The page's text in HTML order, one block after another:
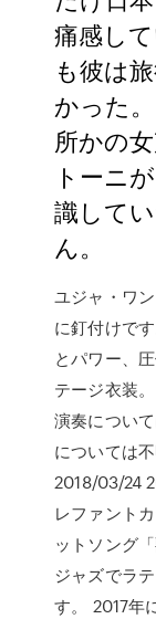
痛感し
も彼は
かった
所かの
トーニ
識して
ん。
ユジャ・ワ
に釘付けで
とパワー、
テージ衣装
演奏につい
については
2018/03/24
レファント
ットソング
ジャズでラ
す。 2017年